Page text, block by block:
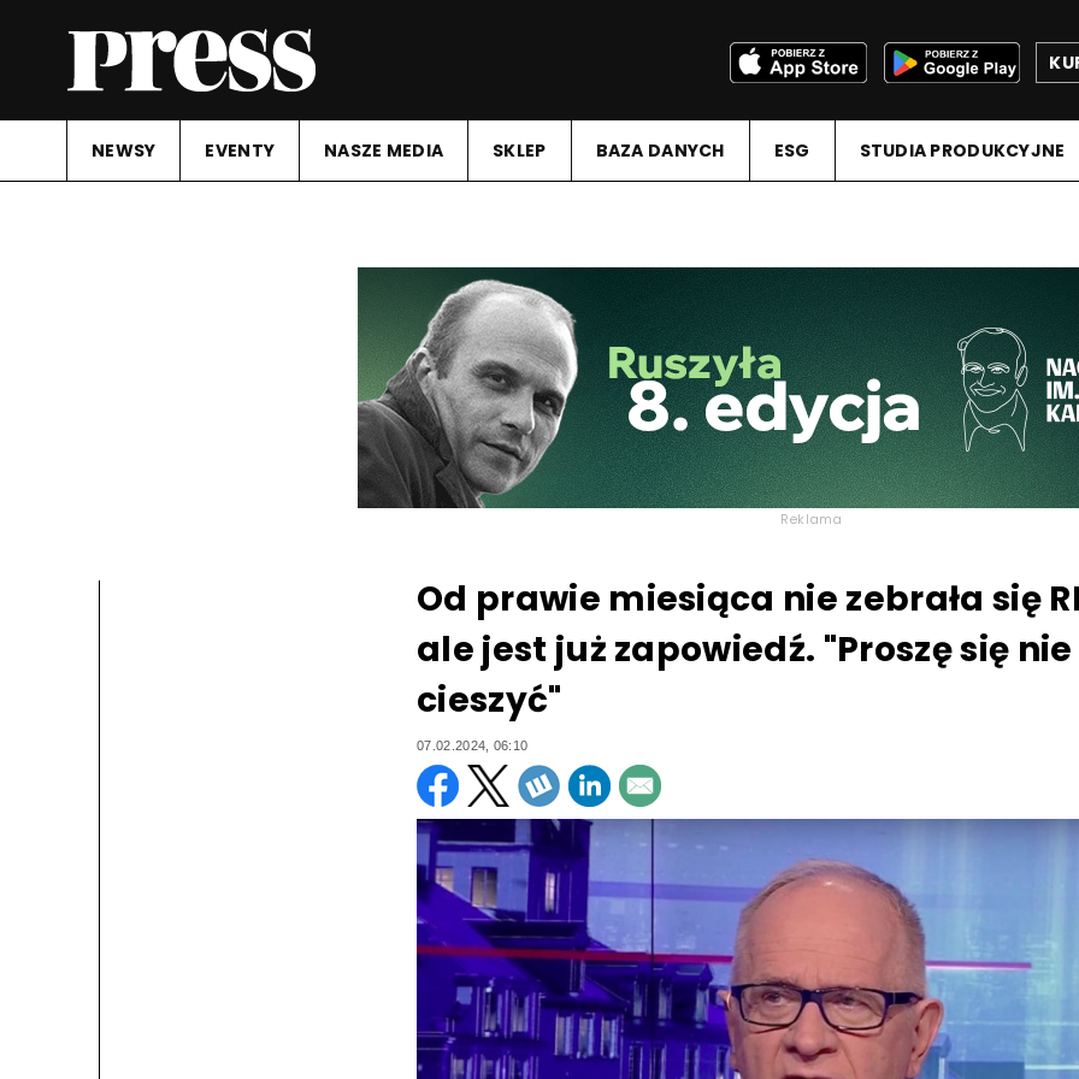
NEWSY EVENTY NASZE MEDIA SKLEP BAZA DANYCH ESG STUDIA PRODUKCYJNE
Reklama
Od prawie miesiąca nie zebrała się
ale jest już zapowiedź. "Proszę się nie
cieszyć"
07.02.2024, 06:10